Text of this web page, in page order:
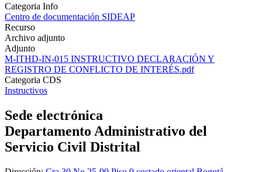
Categoria Info
Centro de documentación SIDEAP
Recurso
Archivo adjunto
Adjunto
M-ITHD-IN-015 INSTRUCTIVO DECLARACIÓN Y
REGISTRO DE CONFLICTO DE INTERÉS.pdf
Categoria CDS
Instructivos
Sede electrónica
Departamento Administrativo del
Servicio Civil Distrital